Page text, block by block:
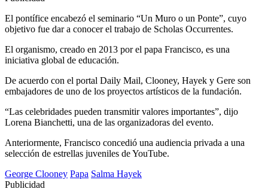
El pontífice encabezó el seminario “Un Muro o un Ponte”, cuyo
objetivo fue dar a conocer el trabajo de Scholas Occurrentes.
El organismo, creado en 2013 por el papa Francisco, es una
iniciativa global de educación.
De acuerdo con el portal Daily Mail, Clooney, Hayek y Gere son
embajadores de uno de los proyectos artísticos de la fundación.
“Las celebridades pueden transmitir valores importantes”, dijo
Lorena Bianchetti, una de las organizadoras del evento.
Anteriormente, Francisco concedió una audiencia privada a una
selección de estrellas juveniles de YouTube.
George Clooney Papa Salma Hayek
Publicidad